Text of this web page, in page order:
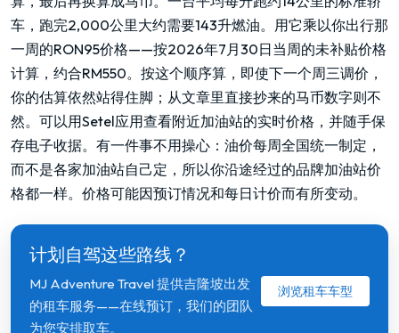
车，跑完2,000公里大约需要143升燃油。用它乘以你出行那
一周的RON95价格——按2026年7月30日当周的未补贴价格
计算，约合RM550。按这个顺序算，即使下一个周三调价，
你的估算依然站得住脚；从文章里直接抄来的马币数字则不
然。可以用Setel应用查看附近加油站的实时价格，并随手保
存电子收据。有一件事不用操心：油价每周全国统一制定，
而不是各家加油站自己定，所以你沿途经过的品牌加油站价
格都一样。价格可能因预订情况和每日计价而有所变动。
计划自驾这些路线？
MJ Adventure Travel 提供吉隆坡出发
的租车服务——在线预订，我们的团队
为您安排取车。
浏览租车车型